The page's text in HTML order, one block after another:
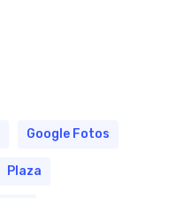
Google Fotos
Plaza